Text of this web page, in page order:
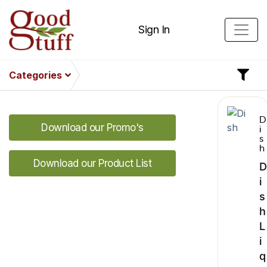
Sign In
Categories
Download our Promo's
Download our Product List
D
i
s
h
D
i
s
h
L
i
q